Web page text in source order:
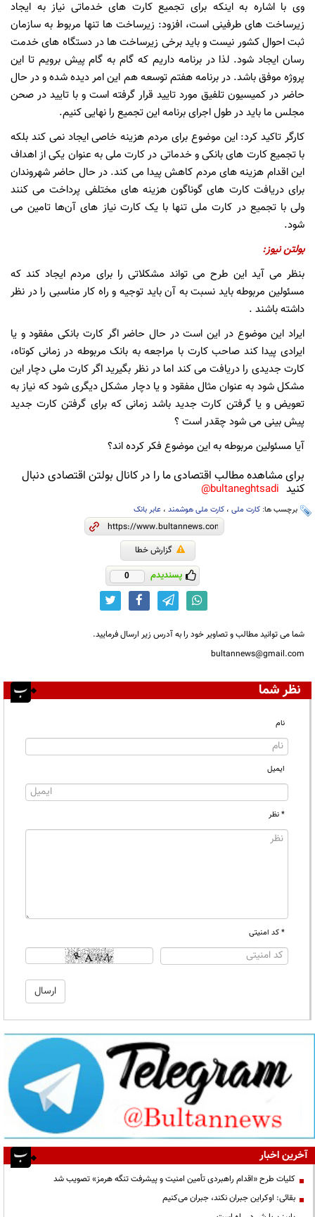
وی با اشاره به اینکه برای تجمیع کارت های خدماتی نیاز به ایجاد
زیرساخت های طرفینی است، افزود: زیرساخت ها تنها مربوط به سازمان
ثبت احوال کشور نیست و باید برخی زیرساخت ها در دستگاه های خدمت
رسان ایجاد شود. لذا در برنامه داریم که گام به گام پیش برویم تا این
پروژه موفق باشد. در برنامه هفتم توسعه هم این امر دیده شده و در حال
حاضر در کمیسیون تلفیق مورد تایید قرار گرفته است و با تایید در صحن
مجلس ما باید در طول اجرای برنامه این تجمیع را نهایی کنیم.
کارگر تاکید کرد: این موضوع برای مردم هزینه خاصی ایجاد نمی کند بلکه
با تجمیع کارت های بانکی و خدماتی در کارت ملی به عنوان یکی از اهداف
این اقدام هزینه های مردم کاهش پیدا می کند. در حال حاضر شهروندان
برای دریافت کارت های گوناگون هزینه های مختلفی پرداخت می کنند
ولی با تجمیع در کارت ملی تنها با یک کارت نیاز های آن‌ها تامین می
شود.
بولتن نیوز:
بنظر می آید این طرح می تواند مشکلاتی را برای مردم ایجاد کند که
مسئولین مربوطه باید نسبت به آن باید توجیه و راه کار مناسبی را در نظر
داشته باشند .
ایراد این موضوع در این است در حال حاضر اگر کارت بانکی مفقود و یا
ایرادی پیدا کند صاحب کارت با مراجعه به بانک مربوطه در زمانی کوتاه،
کارت جدیدی را دریافت می کند اما در نظر بگیرید اگر کارت ملی دچار این
مشکل شود به عنوان مثال مفقود و یا دچار مشکل دیگری شود که نیاز به
تعویض و یا گرفتن کارت جدید باشد زمانی که برای گرفتن کارت جدید
پیش بینی می شود چقدر است ؟
آیا مسئولین مربوطه به این موضوع فکر کرده اند؟
برای مشاهده مطالب اقتصادی ما را در کانال بولتن اقتصادی دنبال
کنید bultaneghtsadi@
برچسب ها: کارت ملی ، کارت ملی هوشمند ، عابر بانک
گزارش خطا
پسندیدم 0
شما می توانید مطالب و تصاویر خود را به آدرس زیر ارسال فرمایید.
bultannews@gmail.com
نظر شما
نام
ایمیل
* نظر
* کد امنیتی
آخرین اخبار
کلیات طرح «اقدام راهبردی تأمین امنیت و پیشرفت تنگه هرمز» تصویب شد
بقائی: اوکراین جبران نکند، جبران می‌کنیم